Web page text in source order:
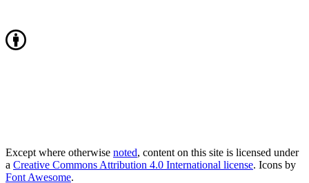
Except where otherwise noted, content on this site is licensed under
a Creative Commons Attribution 4.0 International license. Icons by
Font Awesome.